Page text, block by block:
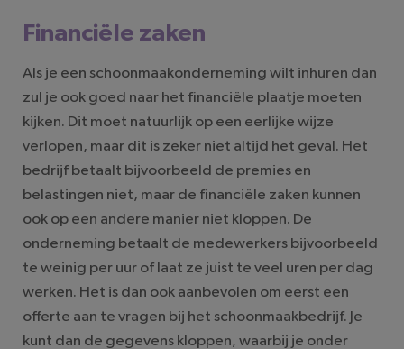
Financiële zaken
Als je een schoonmaakonderneming wilt inhuren dan
zul je ook goed naar het financiële plaatje moeten
kijken. Dit moet natuurlijk op een eerlijke wijze
verlopen, maar dit is zeker niet altijd het geval. Het
bedrijf betaalt bijvoorbeeld de premies en
belastingen niet, maar de financiële zaken kunnen
ook op een andere manier niet kloppen. De
onderneming betaalt de medewerkers bijvoorbeeld
te weinig per uur of laat ze juist te veel uren per dag
werken. Het is dan ook aanbevolen om eerst een
offerte aan te vragen bij het schoonmaakbedrijf. Je
kunt dan de gegevens kloppen, waarbij je onder